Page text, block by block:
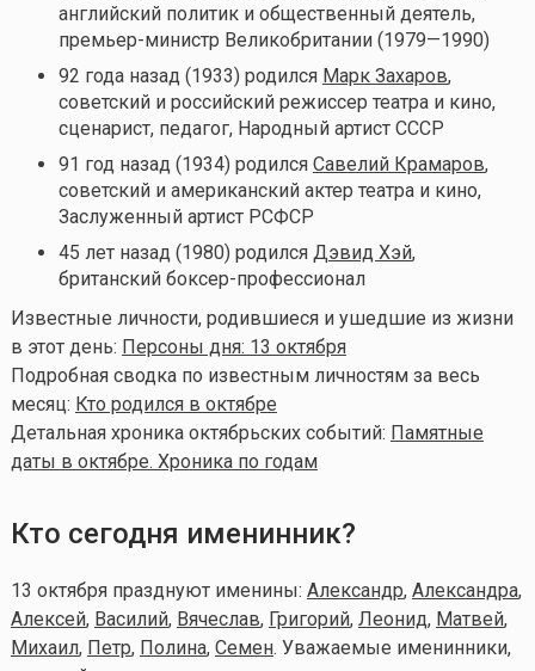
английский политик и общественный деятель,
премьер-министр Великобритании (1979—1990)
92 года назад (1933) родился Марк Захаров,
советский и российский режиссер театра и кино,
сценарист, педагог, Народный артист СССР
91 год назад (1934) родился Савелий Крамаров,
советский и американский актер театра и кино,
Заслуженный артист РСФСР
45 лет назад (1980) родился Дэвид Хэй,
британский боксер-профессионал
Известные личности, родившиеся и ушедшие из жизни
в этот день: Персоны дня: 13 октября
Подробная сводка по известным личностям за весь
месяц: Кто родился в октябре
Детальная хроника октябрьских событий: Памятные
даты в октябре. Хроника по годам
Кто сегодня именинник?
13 октября празднуют именины: Александр, Александра,
Алексей, Василий, Вячеслав, Григорий, Леонид, Матвей,
Михаил, Петр, Полина, Семен. Уважаемые именинники,